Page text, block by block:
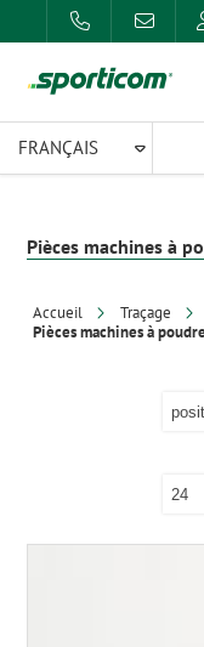
Pièces machines à
Accueil Traçage
Pièces machines à